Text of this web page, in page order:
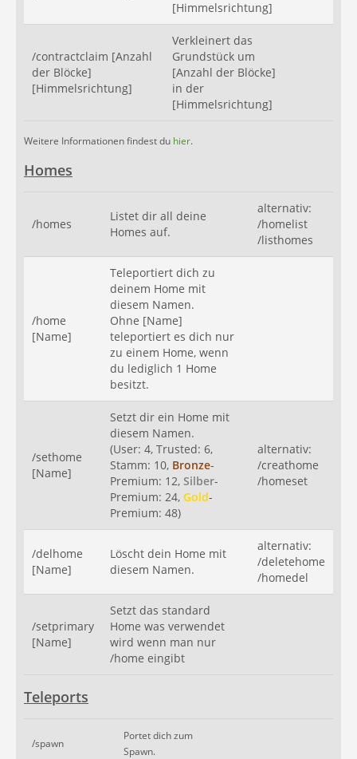
[Himmelsrichtung]
/contractclaim [Anzahl
der Blöcke]
[Himmelsrichtung]
Verkleinert das
Grundstück um
[Anzahl der Blöcke]
in der
[Himmelsrichtung]
Weitere Informationen findest du hier.
Homes
/homes
Listet dir all deine
Homes auf.
alternativ:
/homelist
/listhomes
/home
[Name]
Teleportiert dich zu
deinem Home mit
diesem Namen.
Ohne [Name]
teleportiert es dich nur
zu einem Home, wenn
du lediglich 1 Home
besitzt.
/sethome
[Name]
Setzt dir ein Home mit
diesem Namen.
(User: 4, Trusted: 6,
Stamm: 10, Bronze-
Premium: 12, Silber-
Premium: 24, Gold-
Premium: 48)
alternativ:
/creathome
/homeset
/delhome
[Name]
Löscht dein Home mit
diesem Namen.
alternativ:
/deletehome
/homedel
/setprimary
[Name]
Setzt das standard
Home was verwendet
wird wenn man nur
/home eingibt
Teleports
/spawn
Portet dich zum
Spawn.